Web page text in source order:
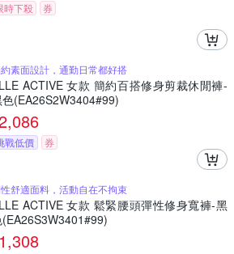
時下殺 券
素面設計，通勤日常都好搭
ACTIVE 女款 簡約百搭修身剪裁休閒褲-
(EA26S2W3404#99)
戰低價 券
舒適面料，活動自在不拘束
ACTIVE 女款 鬆緊腰頭彈性修身寬褲-黑
1,308